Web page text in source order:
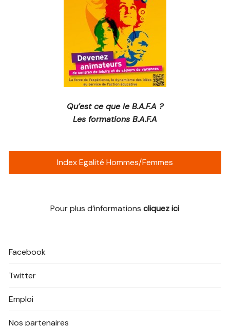
Qu’est ce que le B.A.F.A ?
Les formations B.A.F.A
Index Egalité Hommes/Femmes
Pour plus d’informationscliquez ici
Facebook
Twitter
Emploi
Nos partenaires